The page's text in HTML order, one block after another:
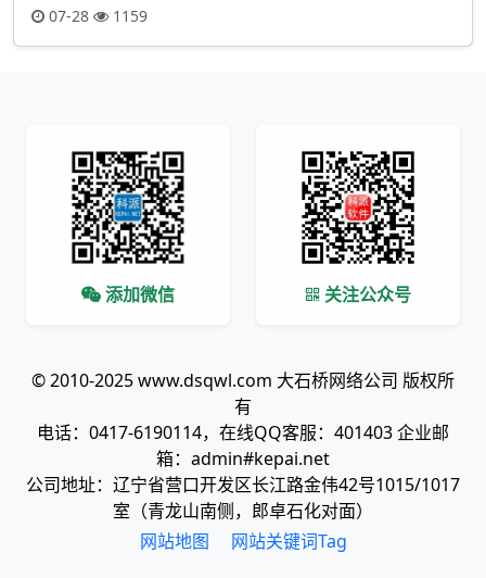
07-28 1159
添加微信 关注公众号
© 2010-2025 www.dsqwl.com 大石桥网络公司 版权所
有
电话：0417-6190114，在线QQ客服：401403 企业邮
箱：admin#kepai.net
公司地址：辽宁省营口开发区长江路金伟42号1015/1017
室（青龙山南侧，郎卓石化对面）
网站地图
网站关键词Tag